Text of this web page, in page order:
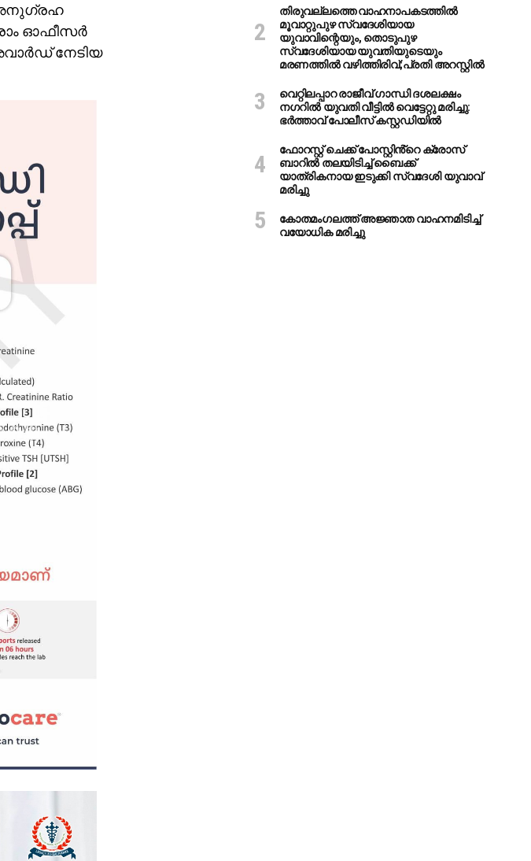
അനുഗ്രഹ
ഓഫീസർ
നേടിയ
തിരുവല്ലത്തെ വാഹനാപകടത്തില്‍
മൂവാറ്റുപുഴ സ്വദേശിയായ
യുവാവിന്റെയും, തൊടുപുഴ
സ്വദേശിയായ യുവതിയുടെയും
മരണത്തില്‍ വഴിത്തിരിവ്;പ്രതി അറസ്റ്റില്‍
വെറ്റിലപ്പാറ രാജീവ് ഗാന്ധി ദശലക്ഷം
നഗറിൽ യുവതി വീട്ടിൽ വെട്ടേറ്റു മരിച്ചു:
ഭർത്താവ് പോലീസ് കസ്റ്റഡിയിൽ
ഫോറസ്റ്റ് ചെക്ക് പോസ്റ്റിൻ്റെ ക്രോസ്
ബാറില്‍ തലയിടിച്ച് ബൈക്ക്
യാത്രികനായ ഇടുക്കി സ്വദേശി യുവാവ്
മരിച്ചു
കോതമംഗലത്ത് അജ്ഞാത വാഹനമിടിച്ച്
വയോധിക മരിച്ചു